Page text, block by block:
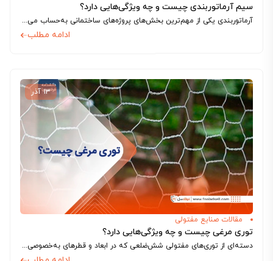
سیم آرماتوربندی چیست و چه ویژگی‌هایی دارد؟
آرماتوربندی یکی از مهم‌ترین بخش‌های پروژه‌های ساختمانی به‌حساب می‌آید که در طی آن، آرماتورها و انواع میلگردهای گوناگون با مهندسی خاصی در بتن قرار می‌گیرند...
ادامه مطلب
۱۳ آذر
مقالات صنایع مفتولی
توری مرغی چیست و چه ویژگی‌هایی دارد؟
دسته‌ای از توری‌های مفتولی شش‌ضلعی که در ابعاد و قطرهای به‌خصوصی تولید می‌شوند، به شکل اختصاصی برای موقعیت‌هایی نظیر مزارع و مرغ‌داری‌ها استفاده می‌شوند؛ این...